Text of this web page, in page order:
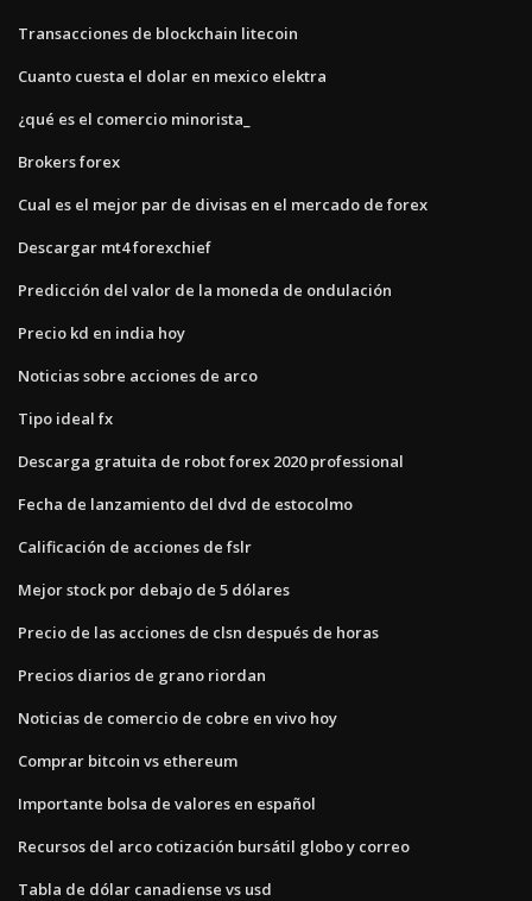
Transacciones de blockchain litecoin
Cuanto cuesta el dolar en mexico elektra
¿qué es el comercio minorista_
Brokers forex
Cual es el mejor par de divisas en el mercado de forex
Descargar mt4 forexchief
Predicción del valor de la moneda de ondulación
Precio kd en india hoy
Noticias sobre acciones de arco
Tipo ideal fx
Descarga gratuita de robot forex 2020 professional
Fecha de lanzamiento del dvd de estocolmo
Calificación de acciones de fslr
Mejor stock por debajo de 5 dólares
Precio de las acciones de clsn después de horas
Precios diarios de grano riordan
Noticias de comercio de cobre en vivo hoy
Comprar bitcoin vs ethereum
Importante bolsa de valores en español
Recursos del arco cotización bursátil globo y correo
Tabla de dólar canadiense vs usd